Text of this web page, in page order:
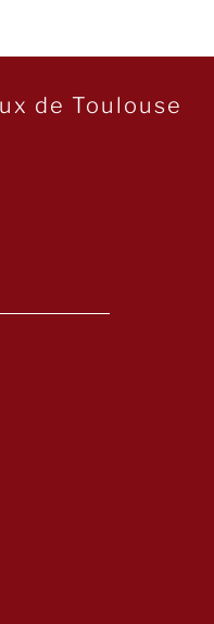
de Toulouse